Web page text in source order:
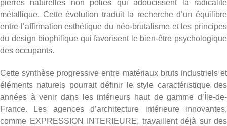
pierres naturelles non polies qui adoucissent la radicalité
métallique. Cette évolution traduit la recherche d’un équilibre
entre l’affirmation esthétique du néo-brutalisme et les principes
du design biophilique qui favorisent le bien-être psychologique
des occupants.
Cette synthèse progressive entre matériaux bruts industriels et
éléments naturels pourrait définir le style caractéristique des
années à venir dans les intérieurs haut de gamme d’Île-de-
France. Les agences d’architecture intérieure innovantes,
comme EXPRESSION INTERIEURE, travaillent déjà sur des